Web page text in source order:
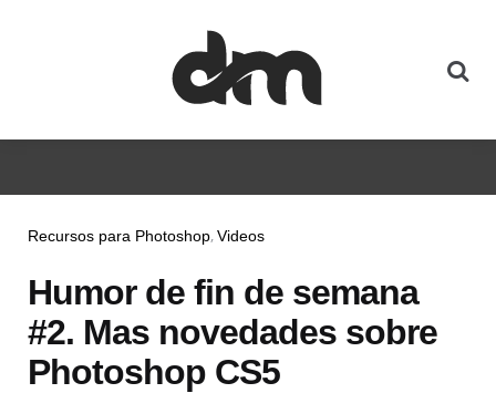
Recursos para Photoshop Videos
Humor de fin de semana
#2. Mas novedades sobre
Photoshop CS5